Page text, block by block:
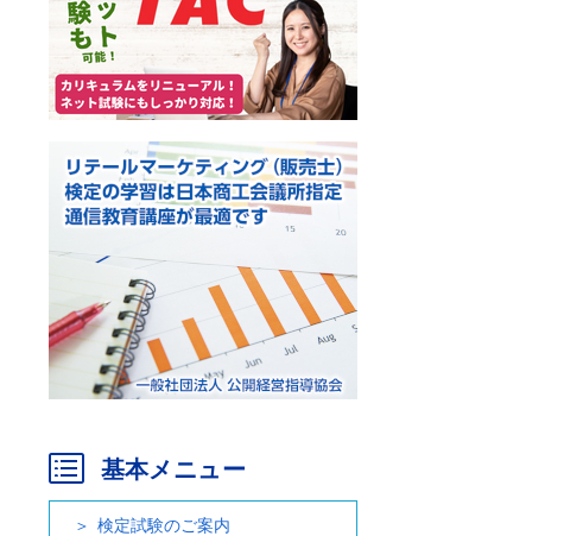
基本メニュー
検定試験のご案内